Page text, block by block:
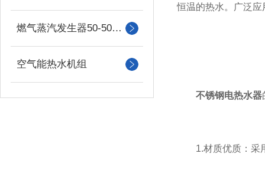
燃气蒸汽发生器50-500kg
空气能热水机组
恒温的热水。广泛
不锈钢电热水器
1.材质优质：采用